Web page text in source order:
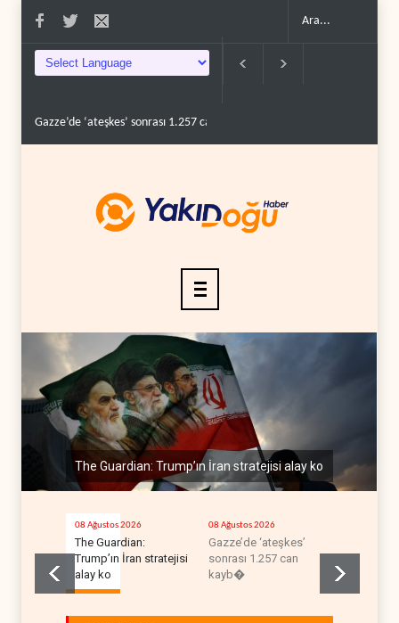
‘ateşkes’ sonrası 1.257 can kaybı.. ABD’nin onlarca savaş uçağı da
The Guardian: Trump’ın İran stratejisi alay ko
08 Ağustos 2026
The Guardian:
Trump’ın İran stratejisi
alay ko
08 Ağustos 2026
Gazze’de ‘ateşkes’
sonrası 1.257 can
kayb�